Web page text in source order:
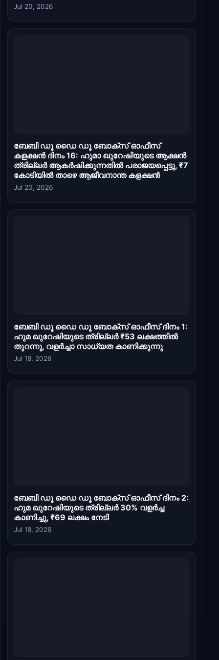
Jul 20, 2026
ബേബി ഡൂ ഡൈ ഡൂ ബോക്സ് ഓഫീസ്
കളക്ഷൻ ദിനം 16: ഹുമാ ഖുറേഷിയുടെ ആക്ഷൻ
ത്രില്ലർ ആകർഷിക്കുന്നതിൽ പരാജയപ്പെട്ടു, ₹7
കോടിയിൽ താഴെ ആജീവനാന്ത കളക്ഷൻ
Jul 20, 2026
ബേബി ഡൂ ഡൈ ഡൂ ബോക്സ് ഓഫീസ് ദിനം 1:
ഹുമ ഖുറേഷിയുടെ ത്രില്ലർ ₹53 ലക്ഷത്തിൽ
തുറന്നു, വളർച്ചാ സാധ്യത കാണിക്കുന്നു
Jul 18, 2026
ബേബി ഡൂ ഡൈ ഡൂ ബോക്സ് ഓഫീസ് ദിനം 2:
ഹുമ ഖുറേഷിയുടെ ത്രില്ലർ 30% വളർച്ച
കാണിച്ചു, ₹69 ലക്ഷം നേടി
Jul 18, 2026